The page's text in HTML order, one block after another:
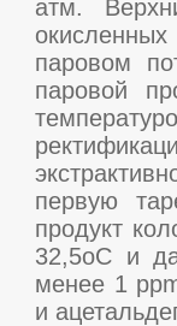
атм.
паровом
паровой
первую
продукт
32,5оС и
менее 1
и